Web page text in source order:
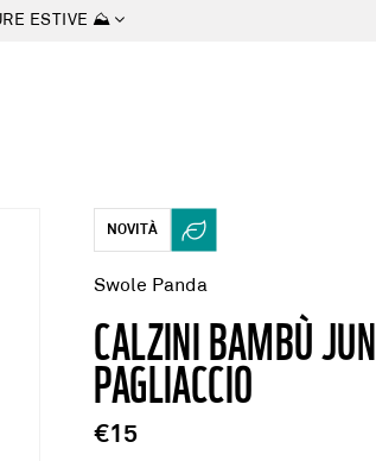
ESTIVE ⛰
NOVITÀ
Swole Panda
CALZINI BAMBÙ
PAGLIACCIO
€15